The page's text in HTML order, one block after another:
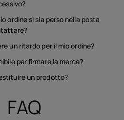
ordine si sia perso nella posta
un ritardo per il mio ordine?
per firmare la merce?
un prodotto?
FAQ